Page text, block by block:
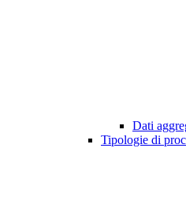
Dati
Tipologie di